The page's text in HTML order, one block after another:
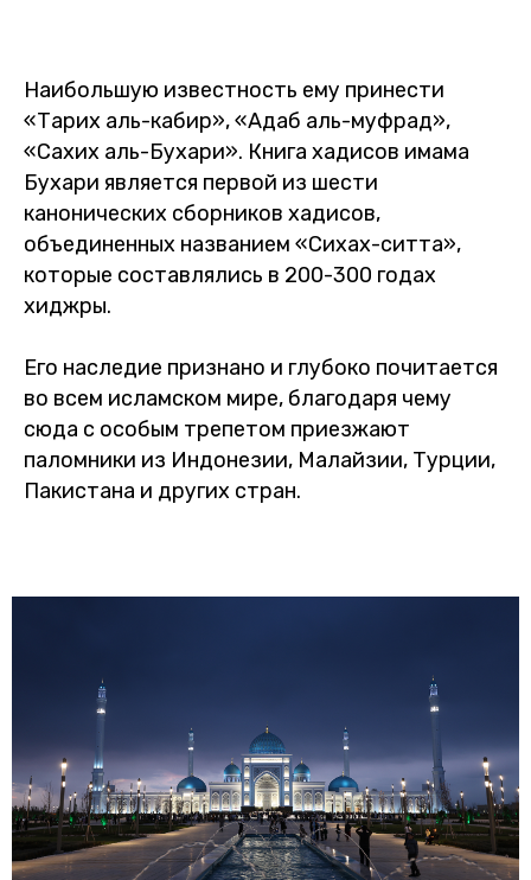
Наибольшую известность ему принести
«Тарих аль-кабир», «Адаб аль-муфрад»,
«Сахих аль-Бухари». Книга хадисов имама
Бухари является первой из шести
канонических сборников хадисов,
объединенных названием «Сихах-ситта»,
которые составлялись в 200-300 годах
хиджры.
Его наследие признано и глубоко почитается
во всем исламском мире, благодаря чему
сюда с особым трепетом приезжают
паломники из Индонезии, Малайзии, Турции,
Пакистана и других стран.